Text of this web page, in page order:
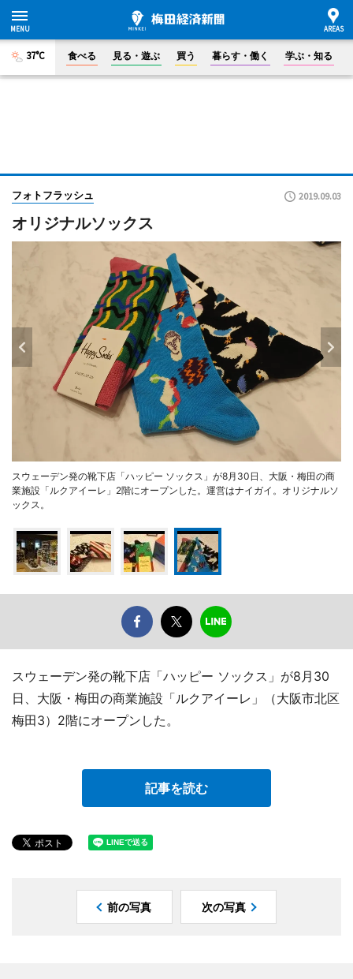
37°C 食べる 見る・遊ぶ 買う 暮らす・働く 学ぶ・知る
フォトフラッシュ 2019.09.03
オリジナルソックス
スウェーデン発の靴下店「ハッピー ソックス」が8月30日、大阪・梅田の商
業施設「ルクアイーレ」2階にオープンした。運営はナイガイ。オリジナルソ
ックス。
スウェーデン発の靴下店「ハッピー ソックス」が8月30
日、大阪・梅田の商業施設「ルクアイーレ」（大阪市北区
梅田3）2階にオープンした。
記事を読む
前の写真 次の写真